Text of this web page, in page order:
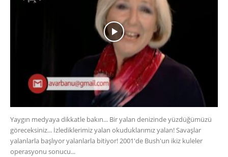
Yaygın medyaya dikkatle bakın... Bir yalan denizinde yüzdüğümüzü
göreceksiniz... İzlediklerimiz yalan okuduklarımız yalan! Savaşlar
yalanlarla başlıyor yalanlarla bitiyor! 2001'de Bush'un ikiz kuleler
operasyonu sonucu...